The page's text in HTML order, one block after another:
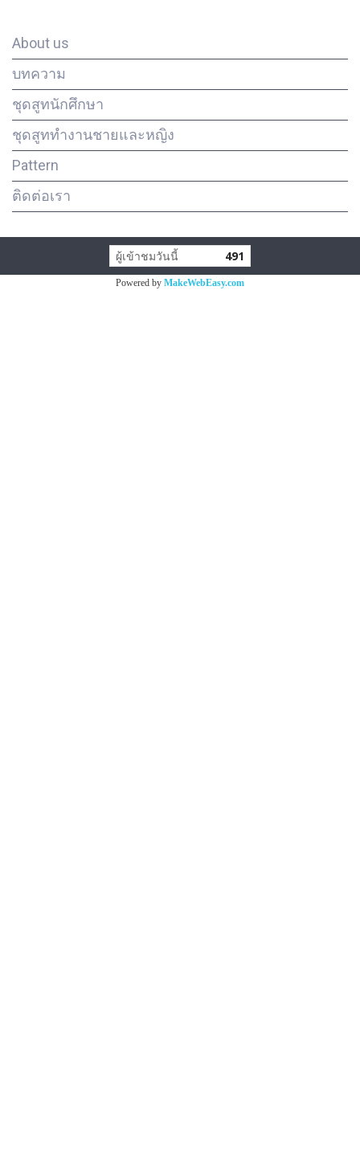
About us
บทความ
ชุดสูทนักศึกษา
ชุดสูททำงานชายและหญิง
Pattern
ติดต่อเรา
ผู้เข้าชมวันนี้ 491
Powered by MakeWebEasy.com